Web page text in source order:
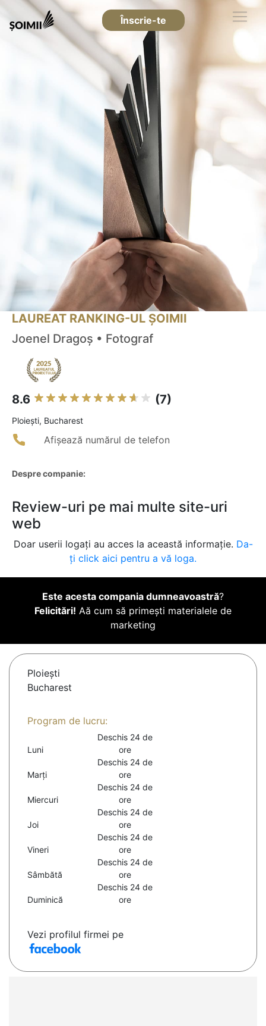
Înscrie-te
LAUREAT RANKING-UL ȘOIMII
Joenel Dragoș • Fotograf
8.6 (7)
Ploieşti, Bucharest
Afișează numărul de telefon
Despre companie:
Review-uri pe mai multe site-uri
web
Doar userii logați au acces la această informație. Da-
ți click aici pentru a vă loga.
Este acesta compania dumneavoastră?
Felicitări! Aă cum să primești materialele de
marketing
Ploieşti
Bucharest
Program de lucru:
Luni
Deschis 24 de
ore
Marți
Deschis 24 de
ore
Miercuri
Deschis 24 de
ore
Joi
Deschis 24 de
ore
Vineri
Deschis 24 de
ore
Sâmbătă
Deschis 24 de
ore
Duminică
Deschis 24 de
ore
Vezi profilul firmei pe